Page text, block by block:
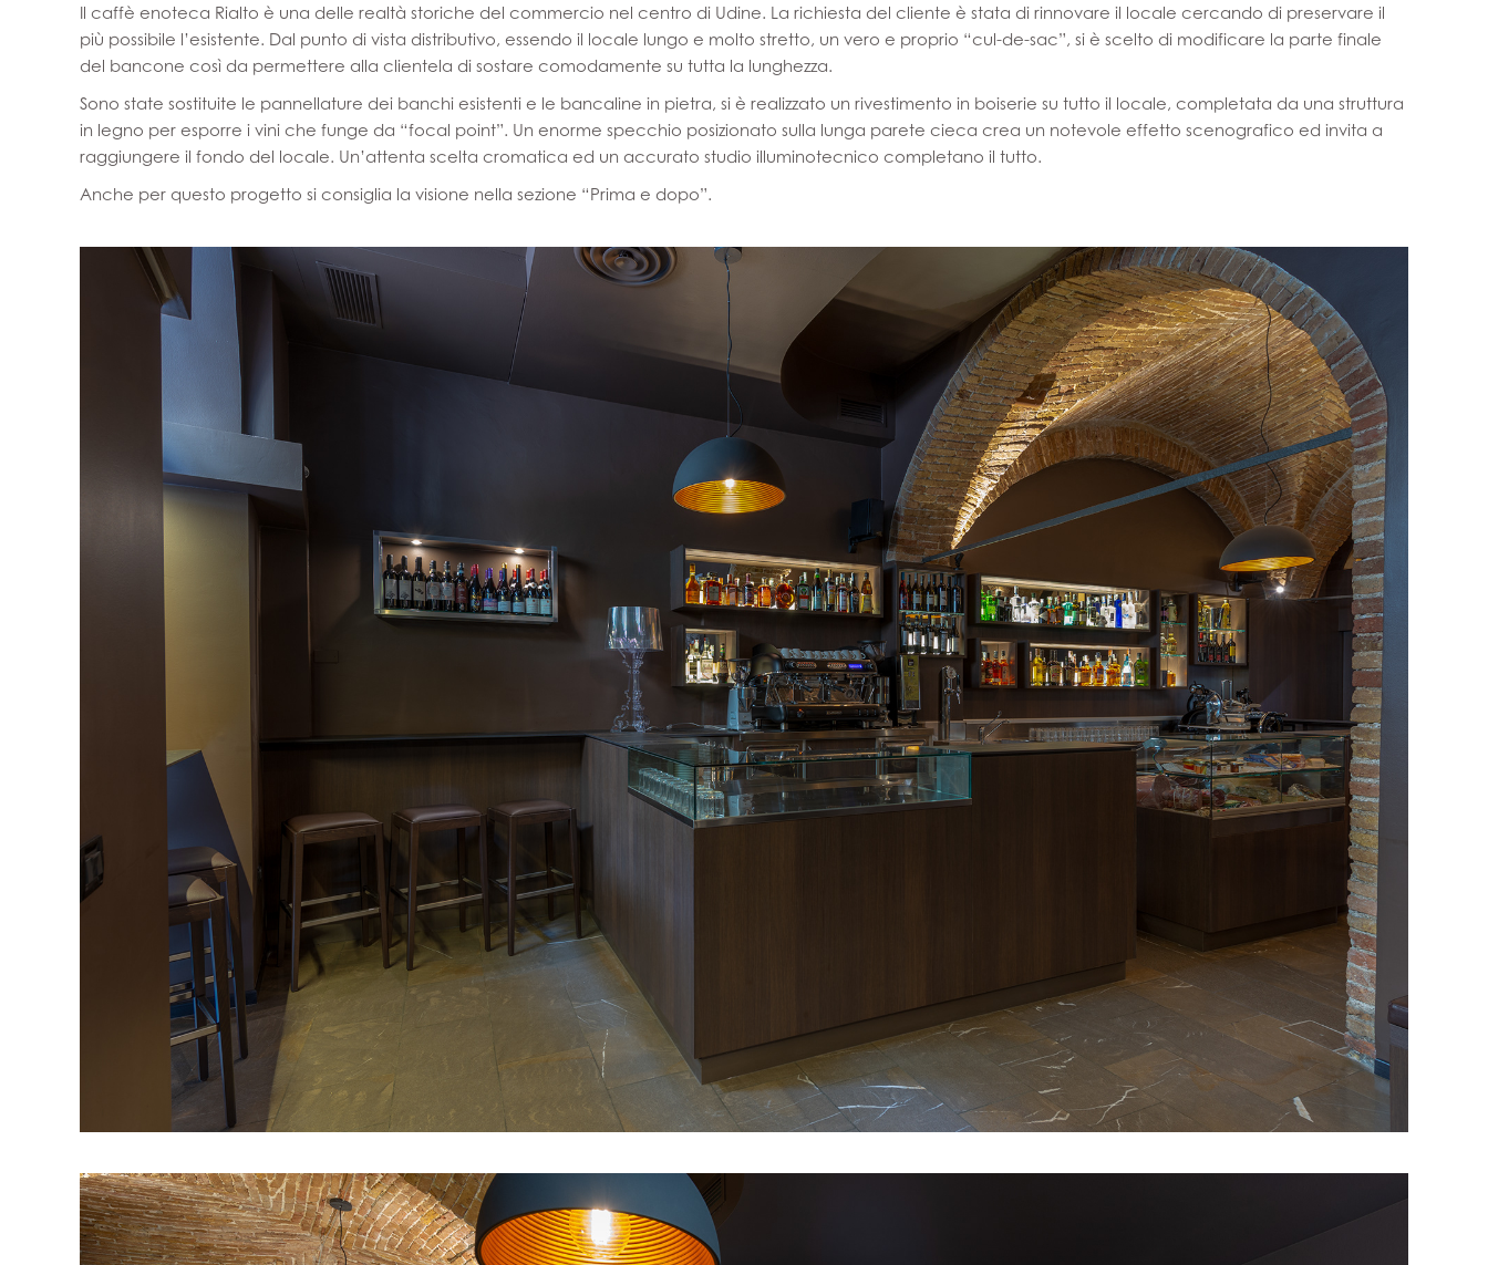
Il caffè enoteca Rialto è una delle realtà storiche del commercio nel centro di Udine. La richiesta del cliente è stata di rinnovare il locale cercando di preservare il
più possibile l’esistente. Dal punto di vista distributivo, essendo il locale lungo e molto stretto, un vero e proprio “cul-de-sac”, si è scelto di modificare la parte finale
del bancone così da permettere alla clientela di sostare comodamente su tutta la lunghezza.
Sono state sostituite le pannellature dei banchi esistenti e le bancaline in pietra, si è realizzato un rivestimento in boiserie su tutto il locale, completata da una struttura
in legno per esporre i vini che funge da “focal point”. Un enorme specchio posizionato sulla lunga parete cieca crea un notevole effetto scenografico ed invita a
raggiungere il fondo del locale. Un’attenta scelta cromatica ed un accurato studio illuminotecnico completano il tutto.
Anche per questo progetto si consiglia la visione nella sezione “Prima e dopo”.